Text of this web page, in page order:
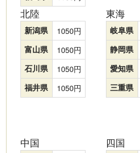
北陸
新潟県 1050
富山県 1050
石川県 1050
福井県 1050
東海
岐阜県
静岡県
愛知県
三重県
中国 四国